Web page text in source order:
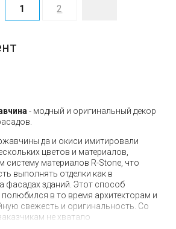
1 2
- модный и оригинальный декор
да и окиси имитировали
цветов и материалов,
систему материалов R-Stone, что
выполнять отделки как в
фасадах зданий. Этот способ
в то время архитекторам и
свежесть и оригинальность. Со
не хватало